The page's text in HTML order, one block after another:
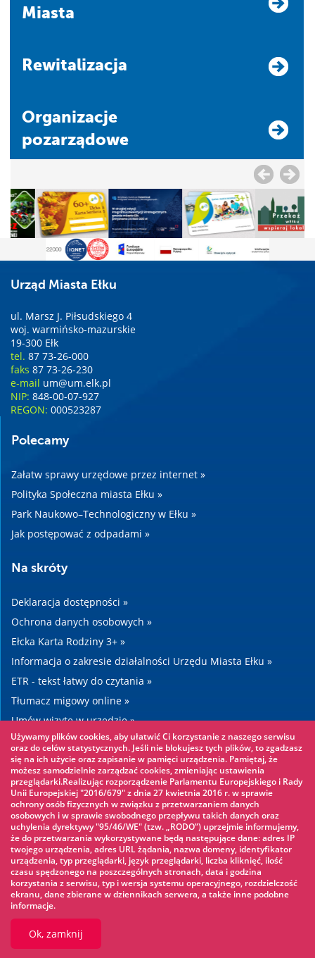
Miasta
Rewitalizacja
Organizacje
pozarządowe
Urząd Miasta Ełku
ul. Marsz J. Piłsudskiego 4
woj. warmińsko-mazurskie
19-300 Ełk
tel. 87 73-26-000
faks 87 73-26-230
e-mail um@um.elk.pl
NIP: 848-00-07-927
REGON: 000523287
Polecamy
Załatw sprawy urzędowe przez internet »
Polityka Społeczna miasta Ełku »
Park Naukowo–Technologiczny w Ełku »
Jak postępować z odpadami »
Na skróty
Deklaracja dostępności »
Ochrona danych osobowych »
Ełcka Karta Rodziny 3+ »
Informacja o zakresie działalności Urzędu Miasta Ełku »
ETR - tekst łatwy do czytania »
Tłumacz migowy online »
Umów wizytę w urzędzie »
Drogi »
Warto zobaczyć
Park linowy »
Park Wodny »
Lodowisko »
KINOECK »
Muzeum »
© 2026 UM Ełk
Używamy plików cookies, aby ułatwić Ci korzystanie z naszego serwisu
oraz do celów statystycznych. Jeśli nie blokujesz tych plików, to zgadzasz
się na ich użycie oraz zapisanie w pamięci urządzenia. Pamiętaj, że
możesz samodzielnie zarządzać cookies, zmieniając ustawienia
przeglądarki.Realizując rozporządzenie Parlamentu Europejskiego i Rady
Unii Europejskiej "2016/679" z dnia 27 kwietnia 2016 r. w sprawie
ochrony osób fizycznych w związku z przetwarzaniem danych
osobowych i w sprawie swobodnego przepływu takich danych oraz
uchylenia dyrektywy "95/46/WE" (tzw. „RODO”) uprzejmie informujemy,
że do przetwarzania wykorzystywane będą następujące dane: adres IP
twojego urządzenia, adres URL żądania, nazwa domeny, identyfikator
urządzenia, typ przeglądarki, język przeglądarki, liczba kliknięć, ilość
czasu spędzonego na poszczególnych stronach, data i godzina
korzystania z serwisu, typ i wersja systemu operacyjnego, rozdzielczość
ekranu, dane zbierane w dziennikach serwera, a także inne podobne
informacje.
Ok, zamknij